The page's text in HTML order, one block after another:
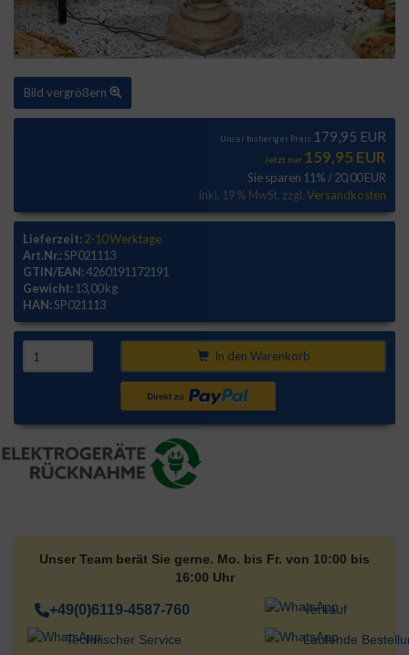
Bild vergrößern
Unser bisheriger Preis 179,95 EUR
Jetzt nur 159,95 EUR
Sie sparen 11% / 20,00 EUR
inkl. 19 % MwSt. zzgl.Versandkosten
Lieferzeit:2-10 Werktage
Art.Nr.:SP021113
GTIN/EAN:4260191172191
Gewicht:13,00 kg
HAN:SP021113
In den Warenkorb
Unser Team berät Sie gerne. Mo. bis Fr. von 10:00 bis
16:00 Uhr
+49(0)6119-4587-760 Verkauf
Technischer Service Laufende